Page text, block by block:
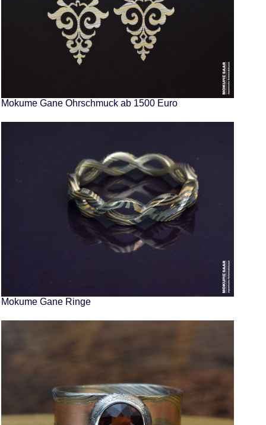
Mokume Gane Ohrschmuck ab 1500 Euro
Mokume Gane Ringe